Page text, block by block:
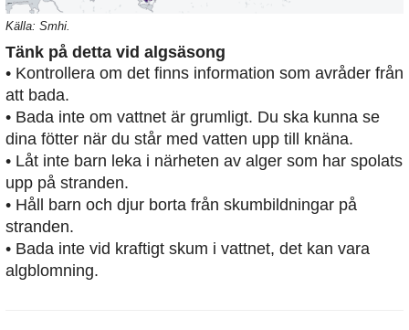
Källa: Smhi.
Tänk på detta vid algsäsong
• Kontrollera om det finns information som avråder från
att bada.
• Bada inte om vattnet är grumligt. Du ska kunna se
dina fötter när du står med vatten upp till knäna.
• Låt inte barn leka i närheten av alger som har spolats
upp på stranden.
• Håll barn och djur borta från skumbildningar på
stranden.
• Bada inte vid kraftigt skum i vattnet, det kan vara
algblomning.